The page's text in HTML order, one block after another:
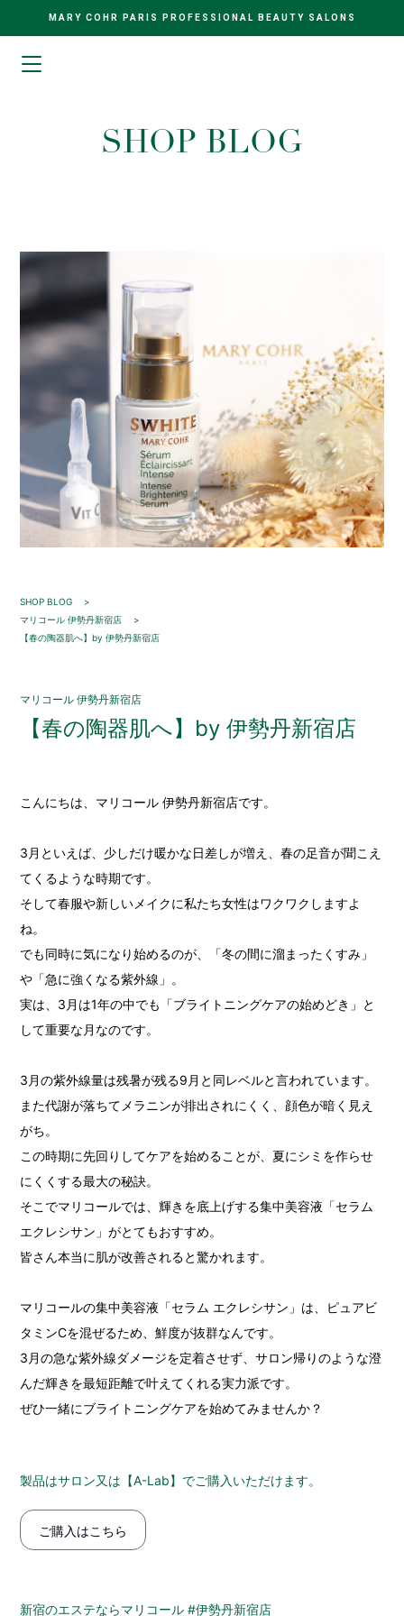
MARY COHR PARIS PROFESSIONAL BEAUTY SALONS
SHOP BLOG
SHOP BLOG
マリコール 伊勢丹新宿店
【春の陶器肌へ】by 伊勢丹新宿店
マリコール 伊勢丹新宿店
【春の陶器肌へ】by 伊勢丹新宿店
こんにちは、マリコール 伊勢丹新宿店です。
3月といえば、少しだけ暖かな日差しが増え、春の足音が聞こえ
てくるような時期です。
そして春服や新しいメイクに私たち女性はワクワクしますよ
ね。
でも同時に気になり始めるのが、「冬の間に溜まったくすみ」
や「急に強くなる紫外線」。
実は、3月は1年の中でも「ブライトニングケアの始めどき」と
して重要な月なのです。
3月の紫外線量は残暑が残る9月と同レベルと言われています。
また代謝が落ちてメラニンが排出されにくく、顔色が暗く見え
がち。
この時期に先回りしてケアを始めることが、夏にシミを作らせ
にくくする最大の秘訣。
そこでマリコールでは、輝きを底上げする集中美容液「セラム
エクレシサン」がとてもおすすめ。
皆さん本当に肌が改善されると驚かれます。
マリコールの集中美容液「セラム エクレシサン」は、ピュアビ
タミンCを混ぜるため、鮮度が抜群なんです。
3月の急な紫外線ダメージを定着させず、サロン帰りのような澄
んだ輝きを最短距離で叶えてくれる実力派です。
ぜひ一緒にブライトニングケアを始めてみませんか？
製品はサロン又は【A-Lab】でご購入いただけます。
ご購入はこちら
新宿のエステならマリコール #伊勢丹新宿店